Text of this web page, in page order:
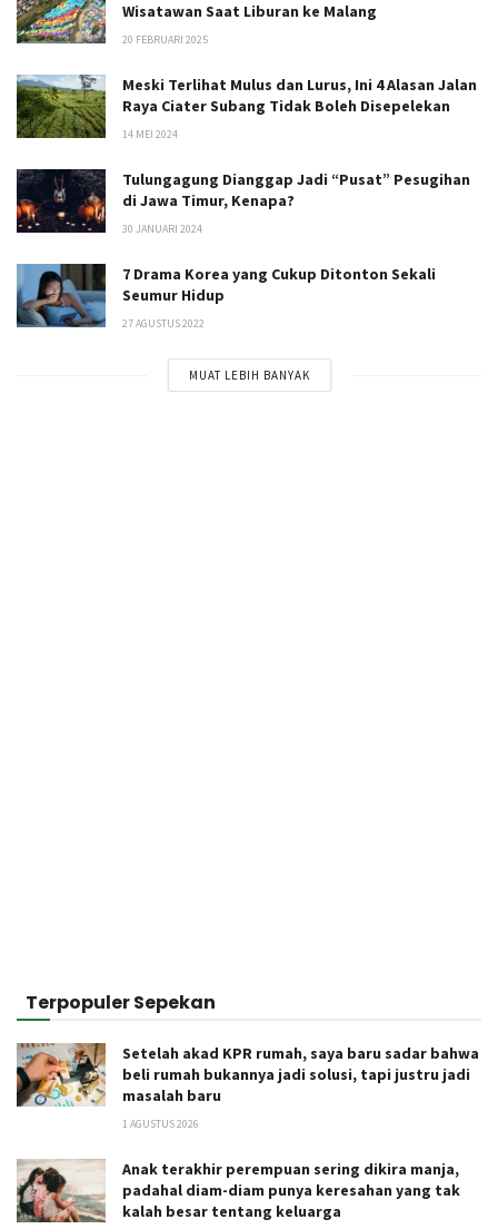
Wisatawan Saat Liburan ke Malang
20 FEBRUARI 2025
Meski Terlihat Mulus dan Lurus, Ini 4 Alasan Jalan
Raya Ciater Subang Tidak Boleh Disepelekan
14 MEI 2024
Tulungagung Dianggap Jadi “Pusat” Pesugihan
di Jawa Timur, Kenapa?
30 JANUARI 2024
7 Drama Korea yang Cukup Ditonton Sekali
Seumur Hidup
27 AGUSTUS 2022
MUAT LEBIH BANYAK
Terpopuler Sepekan
Setelah akad KPR rumah, saya baru sadar bahwa
beli rumah bukannya jadi solusi, tapi justru jadi
masalah baru
1 AGUSTUS 2026
Anak terakhir perempuan sering dikira manja,
padahal diam-diam punya keresahan yang tak
kalah besar tentang keluarga